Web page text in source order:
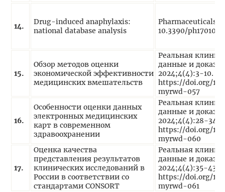
14.
Drug-induced anaphylaxis:
national database analysis
Pharmaceuticals.
10.3390/
15.
Обзор методов оценки
экономической эффективности
медицинских вмешательств
Реальная
данные и
2024;4(4):3-10.
https://doi.org/
myrwd-057
16.
Особенности оценки данных
электронных медицинских
карт в современном
здравоохранении
Реальная
данные и
2024;4(4):28-34.
https://doi.org/
myrwd-060
17.
Оценка качества
представления результатов
клинических исследований в
России в соответствии со
стандартами CONSORT
Реальная
данные и
2024;4(4):35-43.
https://doi.org/
myrwd-061